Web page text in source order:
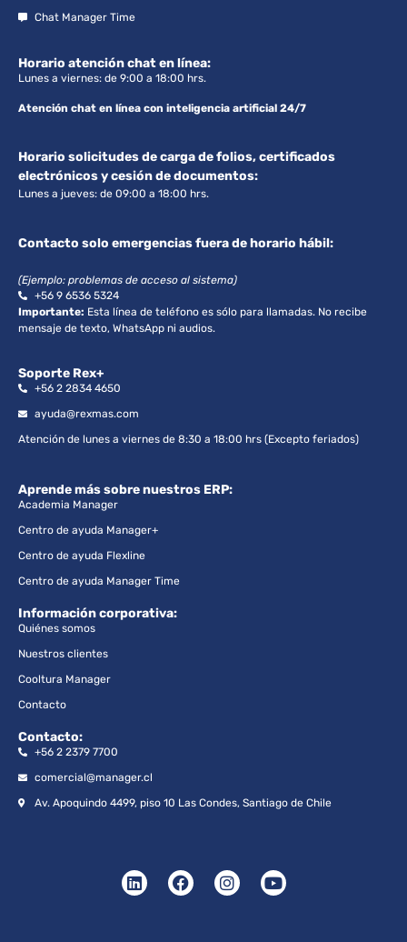
Chat Manager Time
Horario atención chat en línea:
Lunes a viernes: de 9:00 a 18:00 hrs.
Atención chat en línea con inteligencia artificial 24/7
Horario solicitudes de carga de folios, certificados
electrónicos y cesión de documentos:
Lunes a jueves: de 09:00 a 18:00 hrs.
Contacto solo emergencias fuera de horario hábil:
(Ejemplo: problemas de acceso al sistema)
+56 9 6536 5324
Importante: Esta línea de teléfono es sólo para llamadas. No recibe
mensaje de texto, WhatsApp ni audios.
Soporte Rex+
+56 2 2834 4650
ayuda@rexmas.com
Atención de lunes a viernes de 8:30 a 18:00 hrs (Excepto feriados)
Aprende más sobre nuestros ERP:
Academia Manager
Centro de ayuda Manager+
Centro de ayuda Flexline
Centro de ayuda Manager Time
Información corporativa:
Quiénes somos
Nuestros clientes
Cooltura Manager
Contacto
Contacto:
+56 2 2379 7700
comercial@manager.cl
Av. Apoquindo 4499, piso 10 Las Condes, Santiago de Chile